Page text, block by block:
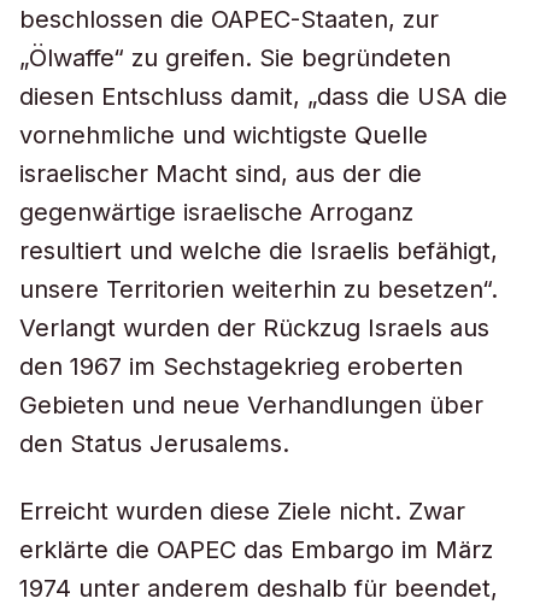
beschlossen die OAPEC-Staaten, zur
„Ölwaffe“ zu greifen. Sie begründeten
diesen Entschluss damit, „dass die USA die
vornehmliche und wichtigste Quelle
israelischer Macht sind, aus der die
gegenwärtige israelische Arroganz
resultiert und welche die Israelis befähigt,
unsere Territorien weiterhin zu besetzen“.
Verlangt wurden der Rückzug Israels aus
den 1967 im Sechstagekrieg eroberten
Gebieten und neue Verhandlungen über
den Status Jerusalems.
Erreicht wurden diese Ziele nicht. Zwar
erklärte die OAPEC das Embargo im März
1974 unter anderem deshalb für beendet,